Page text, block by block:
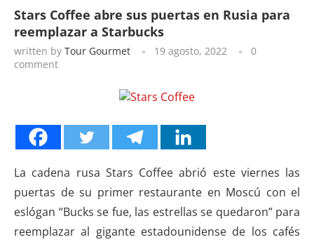
Stars Coffee abre sus puertas en Rusia para
reemplazar a Starbucks
written by Tour Gourmet 19 agosto, 2022
0
comment
La cadena rusa Stars Coffee abrió este viernes las
puertas de su primer restaurante en Moscú con el
eslógan “Bucks se fue, las estrellas se quedaron” para
reemplazar al gigante estadounidense de los cafés